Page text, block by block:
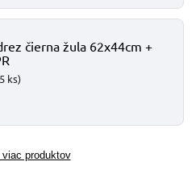
čierna žula 62x44cm +
ks)
produktov